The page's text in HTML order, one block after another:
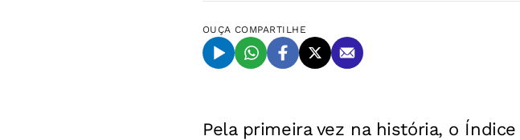
OUÇA COMPARTILHE
Pela primeira vez na história, o